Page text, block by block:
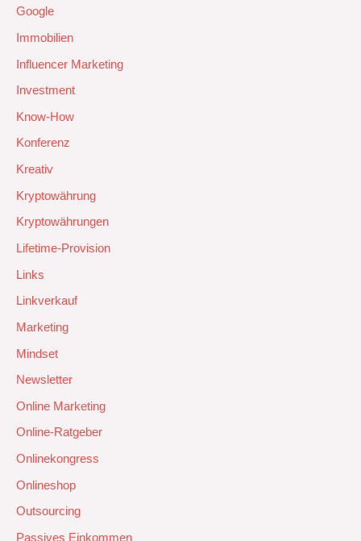
Google
Immobilien
Influencer Marketing
Investment
Know-How
Konferenz
Kreativ
Kryptowährung
Kryptowährungen
Lifetime-Provision
Links
Linkverkauf
Marketing
Mindset
Newsletter
Online Marketing
Online-Ratgeber
Onlinekongress
Onlineshop
Outsourcing
Passives Einkommen